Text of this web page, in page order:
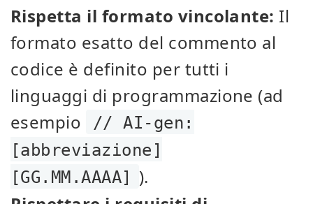
Rispetta il formato vincolante: Il
formato esatto del commento al
codice è definito per tutti i
linguaggi di programmazione (ad
esempio
// AI-gen:
[abbreviazione]
[GG.MM.AAAA]
).